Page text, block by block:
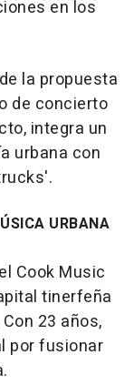
en los
la propuesta
de concierto
integra un
urbana con
URBANA
Cook Music
tinerfeña
23 años,
por fusionar